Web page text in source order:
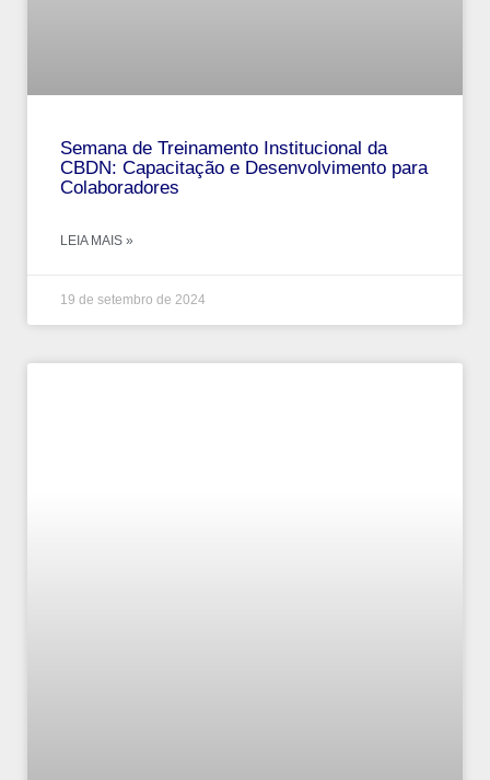
Semana de Treinamento Institucional da
CBDN: Capacitação e Desenvolvimento para
Colaboradores
LEIA MAIS »
19 de setembro de 2024